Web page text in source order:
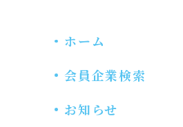
ホーム
会員企業検索
お知らせ